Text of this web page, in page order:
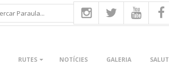
RUTES NOTÍCIES GALERIA SALUT